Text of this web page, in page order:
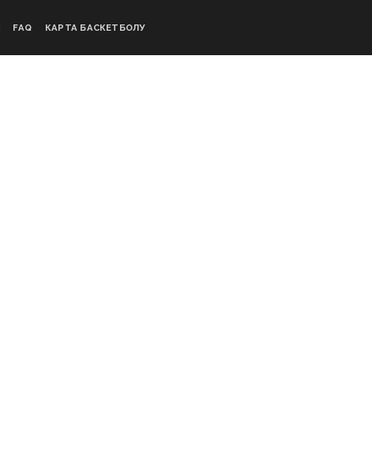
FAQ КАРТА БАСКЕТБОЛУ